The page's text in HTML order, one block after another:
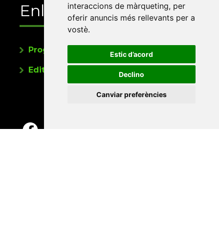
interaccions de màrqueting, per
oferir anuncis més rellevants per a
vostè.
Estic d’acord
Declino
Canviar preferències
Enllaços
Programa de publicacions
Editorials universitàries a Twitter